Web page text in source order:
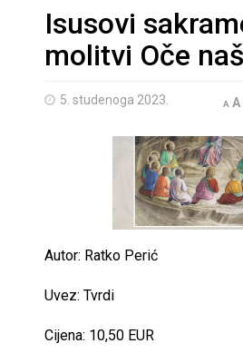
Isusovi
molitvi Oče naš
5. studenoga 2023. A A
Autor: Ratko Perić
Uvez: Tvrdi
Cijena: 10,50 EUR